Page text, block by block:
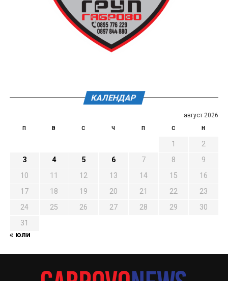
КАЛЕНДАР
август 2026
П В С Ч П С Н
1
2
3
4 5 6 7 8
9
10
11 12 13 14 15
16
17
18 19 20 21 22
23
24
25 26 27 28 29
30
31
« юли